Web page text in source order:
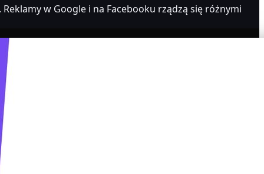
w Google i na Facebooku rządzą się różnymi